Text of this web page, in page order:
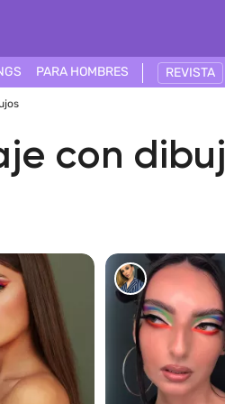
PARA HOMBRES REVISTA
con